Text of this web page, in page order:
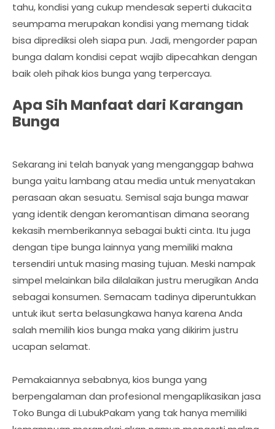
tahu, kondisi yang cukup mendesak seperti dukacita
seumpama merupakan kondisi yang memang tidak
bisa diprediksi oleh siapa pun. Jadi, mengorder papan
bunga dalam kondisi cepat wajib dipecahkan dengan
baik oleh pihak kios bunga yang terpercaya.
Apa Sih Manfaat dari Karangan
Bunga
Sekarang ini telah banyak yang menganggap bahwa
bunga yaitu lambang atau media untuk menyatakan
perasaan akan sesuatu. Semisal saja bunga mawar
yang identik dengan keromantisan dimana seorang
kekasih memberikannya sebagai bukti cinta. Itu juga
dengan tipe bunga lainnya yang memiliki makna
tersendiri untuk masing masing tujuan. Meski nampak
simpel melainkan bila dilalaikan justru merugikan Anda
sebagai konsumen. Semacam tadinya diperuntukkan
untuk ikut serta belasungkawa hanya karena Anda
salah memilih kios bunga maka yang dikirim justru
ucapan selamat.
Pemakaiannya sebabnya, kios bunga yang
berpengalaman dan profesional mengaplikasikan jasa
Toko Bunga di LubukPakam yang tak hanya memiliki